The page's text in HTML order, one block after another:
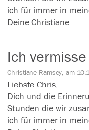
ich für immer in
Deine Christiane
Ich
Christiane Ramsey, am
Liebste Chris,
Dich und die
Stunden die wir
ich für immer in